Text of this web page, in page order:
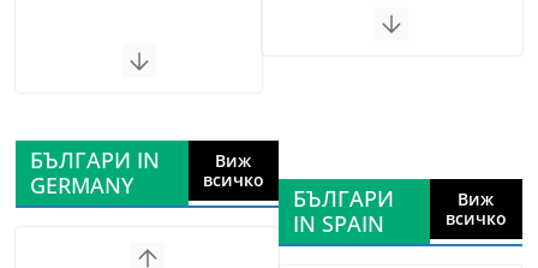
БЪЛГАРИ IN
GERMANY
Виж
всичко
БЪЛГАРИ
IN SPAIN
Виж
всичко